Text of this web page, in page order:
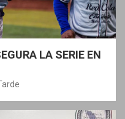
LA SERIE EN